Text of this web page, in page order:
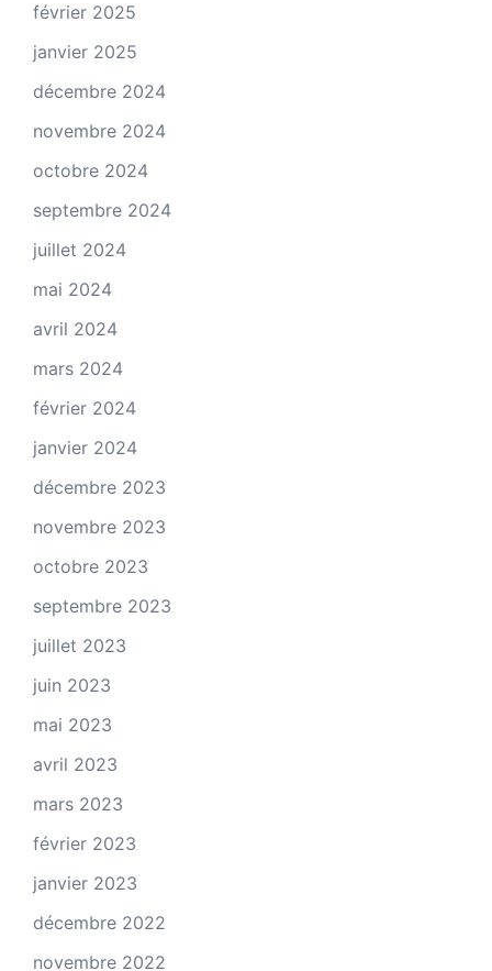
février 2025
janvier 2025
décembre 2024
novembre 2024
octobre 2024
septembre 2024
juillet 2024
mai 2024
avril 2024
mars 2024
février 2024
janvier 2024
décembre 2023
novembre 2023
octobre 2023
septembre 2023
juillet 2023
juin 2023
mai 2023
avril 2023
mars 2023
février 2023
janvier 2023
décembre 2022
novembre 2022